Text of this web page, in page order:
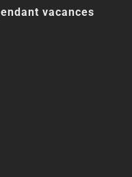
vacances